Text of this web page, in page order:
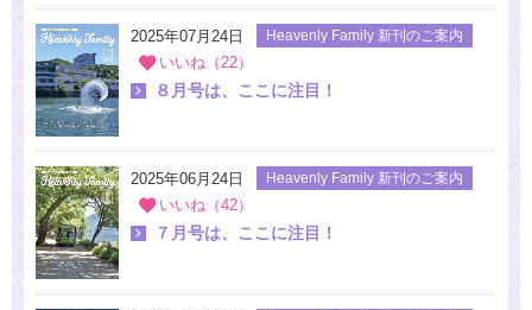
2025年07月24日 Heavenly Family 新刊のご案内
いいね（22）
８月号は、ここに注目！
2025年06月24日 Heavenly Family 新刊のご案内
いいね（42）
７月号は、ここに注目！